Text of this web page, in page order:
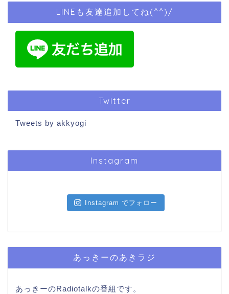
LINEも友達追加してね(^^)/
Twitter
Tweets by akkyogi
Instagram
Instagram でフォロー
あっきーのあきラジ
あっきーのRadiotalkの番組です。